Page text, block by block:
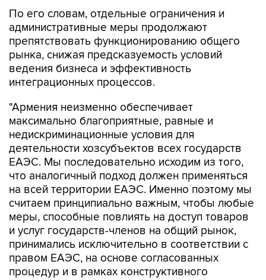
По его словам, отдельные ограничения и
административные меры продолжают
препятствовать функционированию общего
рынка, снижая предсказуемость условий
ведения бизнеса и эффективность
интеграционных процессов.
"Армения неизменно обеспечивает
максимально благоприятные, равные и
недискриминационные условия для
деятельности хозсубъектов всех государств
ЕАЭС. Мы последовательно исходим из того,
что аналогичный подход должен применяться
на всей территории ЕАЭС. Именно поэтому мы
считаем принципиально важным, чтобы любые
меры, способные повлиять на доступ товаров
и услуг государств-членов на общий рынок,
принимались исключительно в соответствии с
правом ЕАЭС, на основе согласованных
процедур и в рамках конструктивного